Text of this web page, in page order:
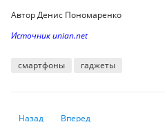
Автор Денис Пономаренко
Источник unian.net
смартфоны гаджеты
Предыдущий: Малоизвестный
Назад Следующий: Уязвимость
Вперед